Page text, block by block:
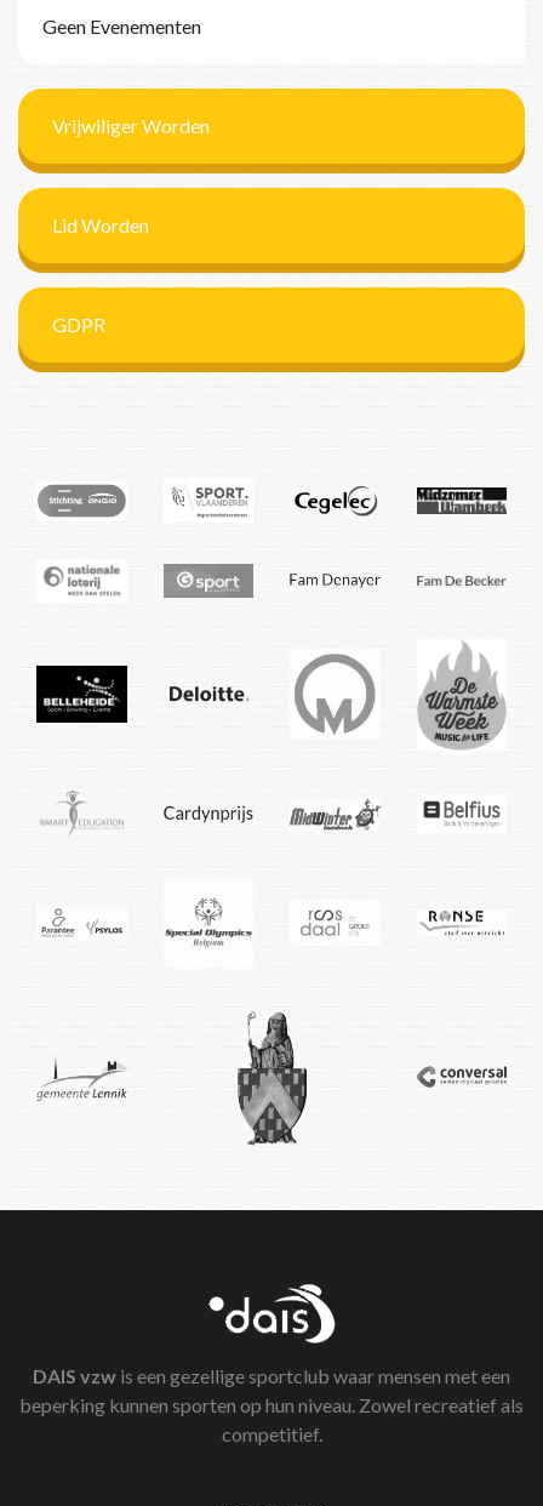
Geen Evenementen
Vrijwiliger Worden
Lid Worden
GDPR
DAIS vzw is een gezellige sportclub waar mensen met een
beperking kunnen sporten op hun niveau. Zowel recreatief als
competitief.